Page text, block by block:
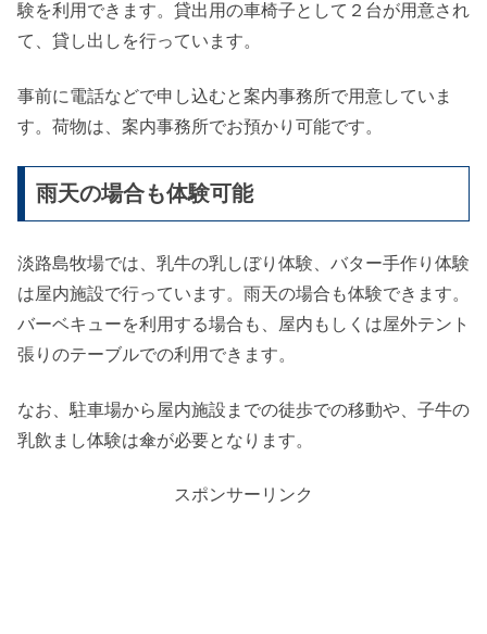
験を利用できます。貸出用の車椅子として２台が用意され
て、貸し出しを行っています。
事前に電話などで申し込むと案内事務所で用意していま
す。荷物は、案内事務所でお預かり可能です。
雨天の場合も体験可能
淡路島牧場では、乳牛の乳しぼり体験、バター手作り体験
は屋内施設で行っています。雨天の場合も体験できます。
バーベキューを利用する場合も、屋内もしくは屋外テント
張りのテーブルでの利用できます。
なお、駐車場から屋内施設までの徒歩での移動や、子牛の
乳飲まし体験は傘が必要となります。
スポンサーリンク